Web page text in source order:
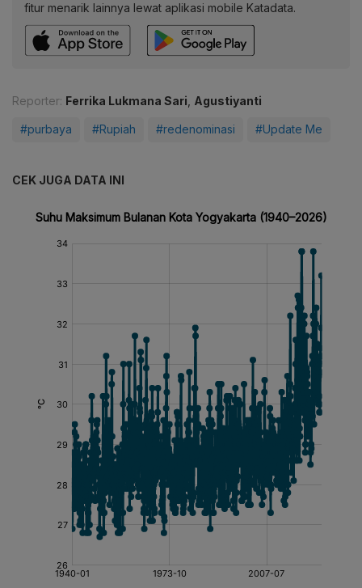
fitur menarik lainnya lewat aplikasi mobile Katadata.
Reporter: Ferrika Lukmana Sari, Agustiyanti
#purbaya #Rupiah #redenominasi #Update Me
CEK JUGA DATA INI